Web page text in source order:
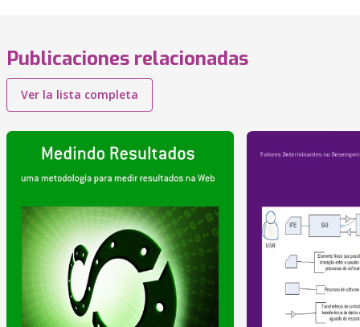
Publicaciones relacionadas
Ver la lista completa